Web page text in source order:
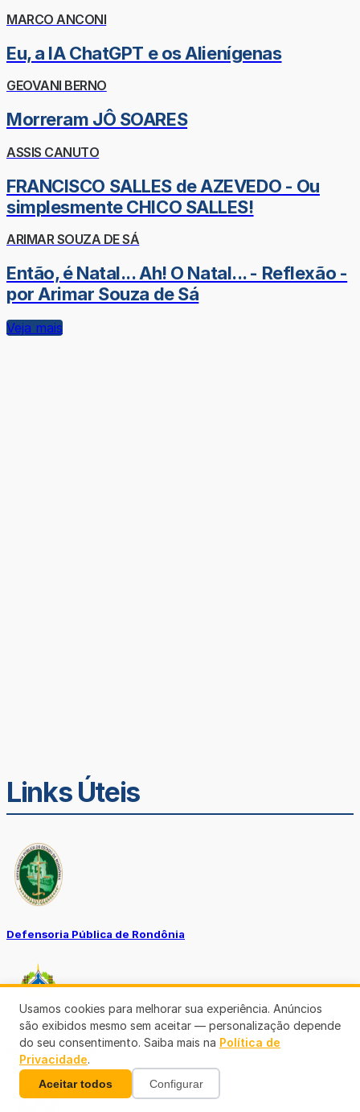
MARCO ANCONI
Eu, a IA ChatGPT e os Alienígenas
GEOVANI BERNO
Morreram JÔ SOARES
ASSIS CANUTO
FRANCISCO SALLES de AZEVEDO - Ou
simplesmente CHICO SALLES!
ARIMAR SOUZA DE SÁ
Então, é Natal... Ah! O Natal... - Reflexão -
por Arimar Souza de Sá
Veja mais
Links Úteis
Defensoria Pública de Rondônia
Ouvidoria TJ-RO
Usamos cookies para melhorar sua experiência. Anúncios
são exibidos mesmo sem aceitar — personalização depende
do seu consentimento. Saiba mais na Política de
Privacidade.
Aceitar todos Configurar